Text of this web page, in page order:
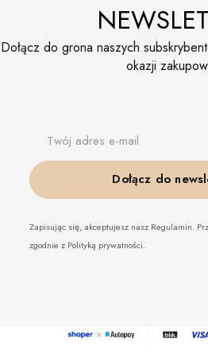
Dołącz do grona naszych
okazji
Twój adres e-mail
Dołącz do
Zapisując się, akceptujesz nasz Regulamin.
zgodnie z Polityką prywatności.